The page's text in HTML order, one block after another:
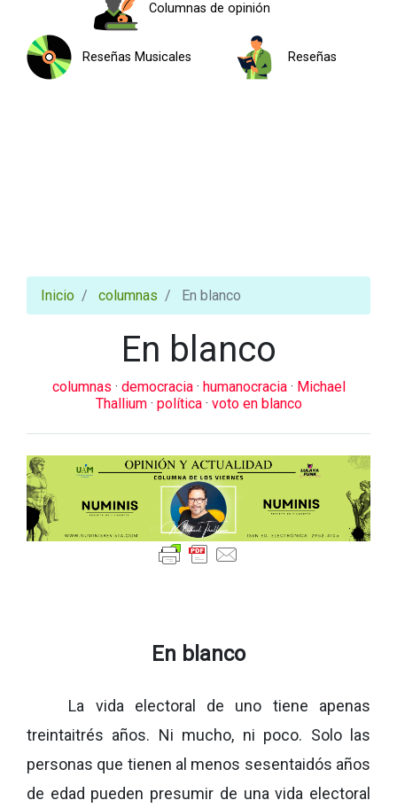
Columnas de opinión
Reseñas Musicales Reseñas
Inicio columnas En blanco
En blanco
columnas · democracia · humanocracia · Michael
Thallium · política · voto en blanco
En blanco
La vida electoral de uno tiene apenas
treintaitrés años. Ni mucho, ni poco. Solo las
personas que tienen al menos sesentaidós años
de edad pueden presumir de una vida electoral